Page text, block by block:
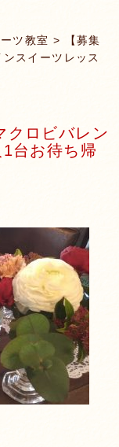
ツ教室 > 【募集
スイーツレッス
クロビバレン
台お待ち帰